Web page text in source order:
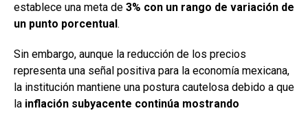
establece una meta de 3% con un rango de variación de
un punto porcentual.
Sin embargo, aunque la reducción de los precios
representa una señal positiva para la economía mexicana,
la institución mantiene una postura cautelosa debido a que
la inflación subyacente continúa mostrando